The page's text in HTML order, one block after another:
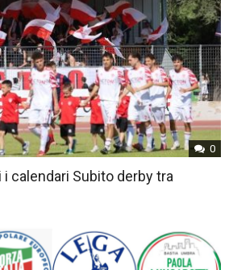
0
calendari Subito derby tra